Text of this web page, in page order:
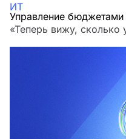
ИТ
Управление бюджетами
«Теперь вижу,